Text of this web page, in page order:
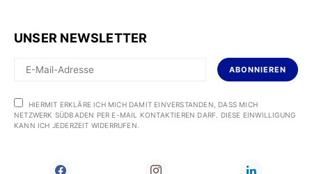
UNSER NEWSLETTER
ABONNIEREN
HIERMIT ERKLÄRE ICH MICH DAMIT EINVERSTANDEN, DASS MICH
NETZWERK SÜDBADEN PER E-MAIL KONTAKTIEREN DARF. DIESE EINWILLIGUNG
KANN ICH JEDERZEIT WIDERRUFEN.